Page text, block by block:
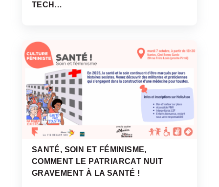
TECH…
SANTÉ, SOIN ET FÉMINISME,
COMMENT LE PATRIARCAT NUIT
GRAVEMENT À LA SANTÉ !